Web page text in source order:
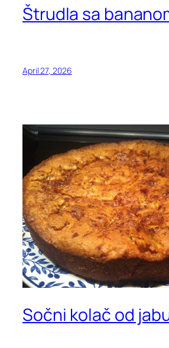
Štrudla sa
April 27, 2026
Sočni kolač od